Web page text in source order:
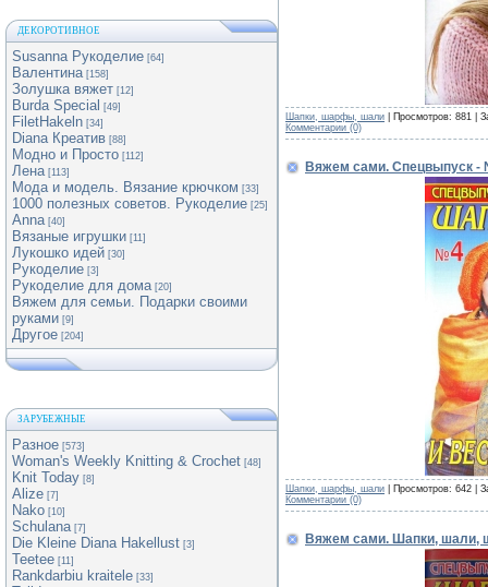
ДЕКОРОТИВНОЕ
Susanna Рукоделие [64]
Валентина [158]
Золушка вяжет [12]
Burda Special [49]
FiletHakeln [34]
Diana Креатив [88]
Модно и Просто [112]
Лена [113]
Мода и модель. Вязание крючком [33]
1000 полезных советов. Рукоделие [25]
Anna [40]
Вязаные игрушки [11]
Лукошко идей [30]
Рукоделие [3]
Рукоделие для дома [20]
Вяжем для семьи. Подарки своими
руками [9]
Другое [204]
ЗАРУБЕЖНЫЕ
Разное [573]
Woman's Weekly Knitting & Crochet [48]
Knit Today [8]
Alize [7]
Nako [10]
Schulana [7]
Die Kleine Diana Hakellust [3]
Teetee [11]
Rankdarbiu kraitele [33]
Шапки, шарфы, шали | Просмотров: 881 |
Комментарии (0)
Вяжем сами. Спецвыпуск -
Шапки, шарфы, шали | Просмотров: 642 |
Комментарии (0)
Вяжем сами. Шапки, шали,